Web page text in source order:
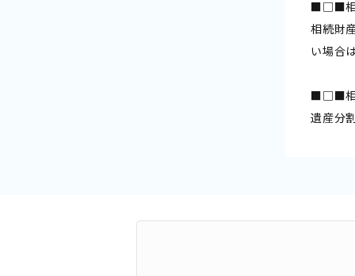
■□■
相続財
い場合
■□■相
遺産分